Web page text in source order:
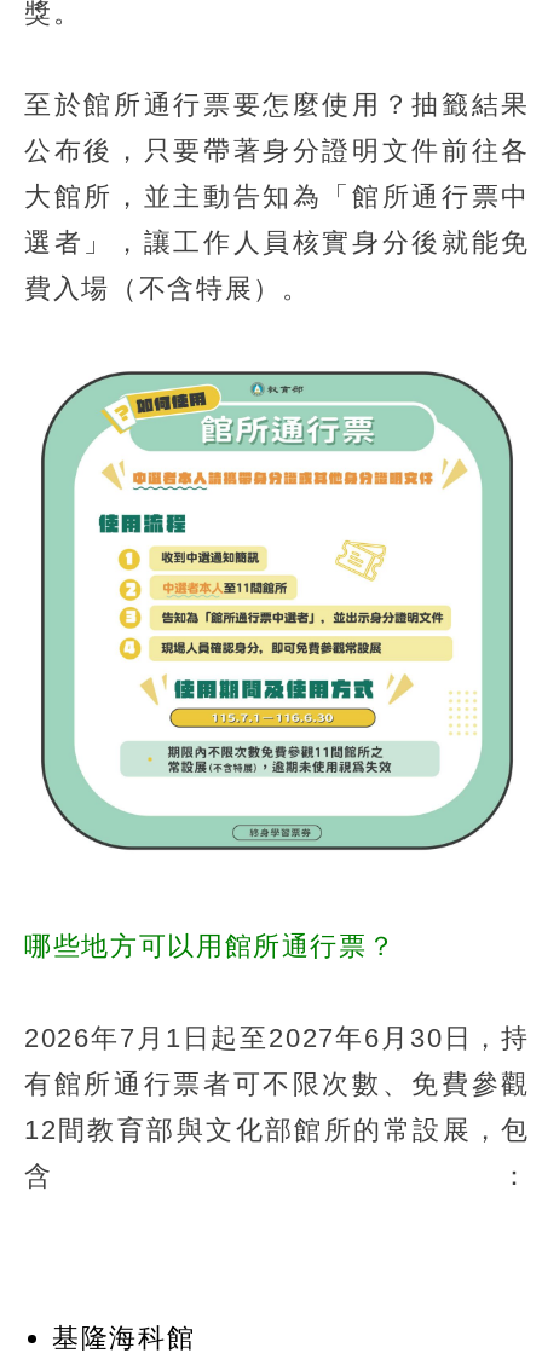
獎。
至於館所通行票要怎麼使用？抽籤結果
公布後，只要帶著身分證明文件前往各
大館所，並主動告知為「館所通行票中
選者」，讓工作人員核實身分後就能免
費入場（不含特展）。
哪些地方可以用館所通行票？
2026年7月1日起至2027年6月30日，持
有館所通行票者可不限次數、免費參觀
12間教育部與文化部館所的常設展，包
含：
基隆海科館